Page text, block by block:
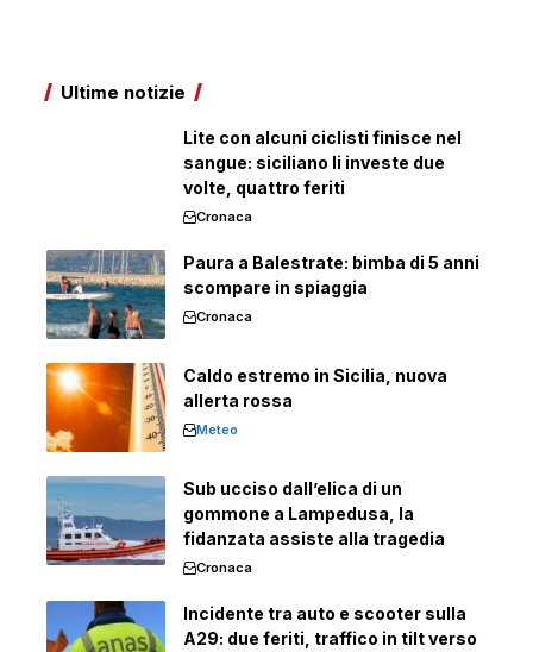
Ultime notizie
Lite con alcuni ciclisti finisce nel
sangue: siciliano li investe due
volte, quattro feriti
Cronaca
Paura a Balestrate: bimba di 5 anni
scompare in spiaggia
Cronaca
Caldo estremo in Sicilia, nuova
allerta rossa
Meteo
Sub ucciso dall’elica di un
gommone a Lampedusa, la
fidanzata assiste alla tragedia
Cronaca
Incidente tra auto e scooter sulla
A29: due feriti, traffico in tilt verso